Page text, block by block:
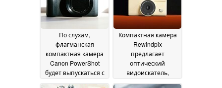
По слухам,
флагманская
компактная камера
Canon PowerShot
будет выпускаться с
Компактная камера
Rewindpix
предлагает
оптический
видоискатель,